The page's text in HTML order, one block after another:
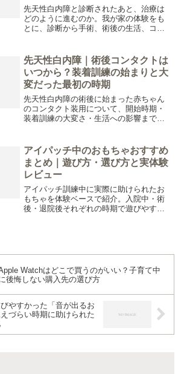
先天性白内障と診断されたあと、治療は
どのように進むのか。我が家の体験をも
とに、診断から手術、術後の生活、コン
る方が全体像をイメージできるよう、実
際の経過を紹介しています。
先天性白内障｜術後コンタクトは
いつから？装着訓練の始まりと大
変だった最初の時期
先天性白内障の術後に始まった赤ちゃん
のコンタクト装用について、開始時期・
装着訓練の大変さ・生活への影響まで体
アイパッチ中のおもちゃおすすめ
まとめ｜遊び方・選び方と実体験
レビュー
アイパッチ訓練中に実際に助けられたお
もちゃを体験ベースで紹介。入院中・術
後・退院後それぞれの時期で遊びやすか
Watchはどこで買うのがいい？子育て中
後悔しない購入先の選び方
やすかった「音が出るお
づらい時期に助けられた